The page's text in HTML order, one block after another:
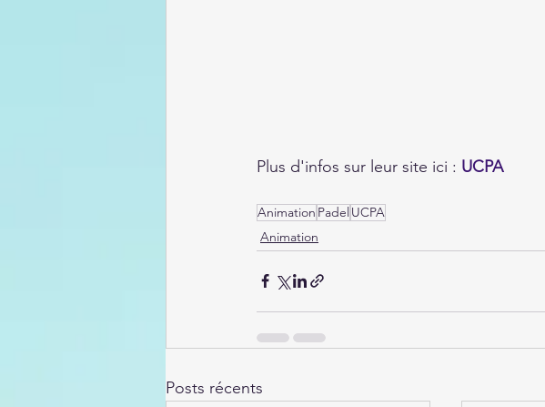
Plus d'infos sur leur site ici : UCPA
Animation Padel UCPA
Animation
Posts récents